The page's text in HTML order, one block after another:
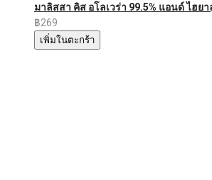
มาลิสสา คิส อโลเวร่า 99.5% แอนด์ ไฮย
฿269
เพิ่มในตะกร้า